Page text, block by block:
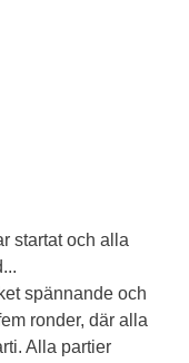
startat och alla
spännande och
ronder, där alla
Alla partier